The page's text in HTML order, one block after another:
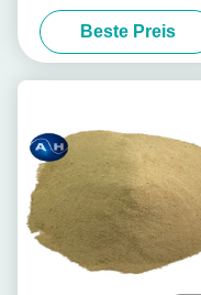
Betriebsdüngemittel-
Bewässerungssystem-
Unterstützung
Beste Preis